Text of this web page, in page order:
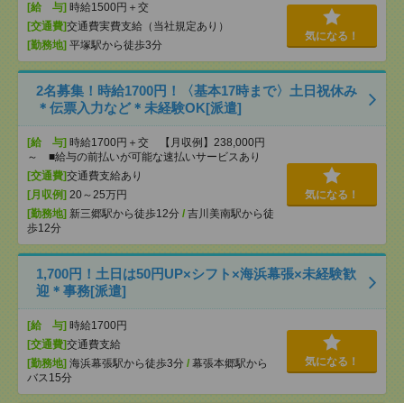
[給 与] 時給1500円＋交
[交通費]交通費実費支給（当社規定あり）
[勤務地] 平塚駅から徒歩3分
気になる！
2名募集！時給1700円！〈基本17時まで〉土日祝休み
＊伝票入力など＊未経験OK[派遣]
[給 与] 時給1700円＋交 【月収例】238,000円
～ ■給与の前払いが可能な速払いサービスあり
[交通費]交通費支給あり
[月収例] 20～25万円
[勤務地] 新三郷駅から徒歩12分 / 吉川美南駅から徒
歩12分
気になる！
1,700円！土日は50円UP×シフト×海浜幕張×未経験歓
迎＊事務[派遣]
[給 与] 時給1700円
[交通費]交通費支給
[勤務地] 海浜幕張駅から徒歩3分 / 幕張本郷駅から
バス15分
気になる！